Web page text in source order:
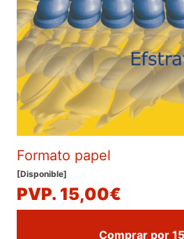
Formato papel
[Disponible]
PVP. 15,00€